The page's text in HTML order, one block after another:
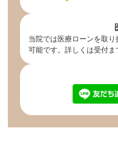
当院では医療ローンを取
可能です。詳しくは受付ま